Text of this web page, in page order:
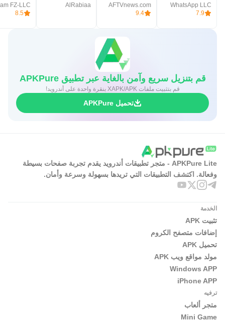
WhatsApp LLC
7.9
AFTVnews.com
9.4
AlRabiaa
FZ-LLC
8.5
قم بتنزيل سريع وآمن بالغاية عبر تطبيق APKPure
قم بتثبيت ملفات XAPK/APK بنقرة واحدة على أندرويد!
تحميل APKPure
APKPure Lite - متجر تطبيقات أندرويد يقدم تجربة صفحات بسيطة
وفعالة. اكتشف التطبيقات التي تريدها بسهولة وسرعة وأمان.
الخدمة
تثبيت APK
إضافات متصفح الكروم
تحميل APK
مولد مواقع ويب APK
Windows APP
iPhone APP
ترفيه
متجر ألعاب
Mini Game